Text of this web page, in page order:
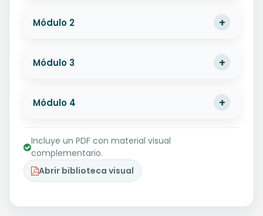
Módulo 2
Módulo 3
Módulo 4
Incluye un PDF con material visual
complementario.
Abrir biblioteca visual